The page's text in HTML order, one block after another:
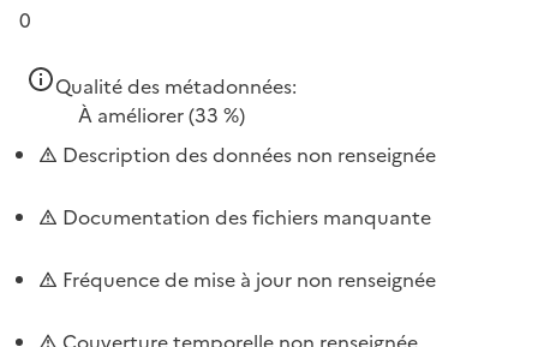
0
Qualité des métadonnées:
À améliorer(33 %)
Description des données non renseignée
Documentation des fichiers manquante
Fréquence de mise à jour non renseignée